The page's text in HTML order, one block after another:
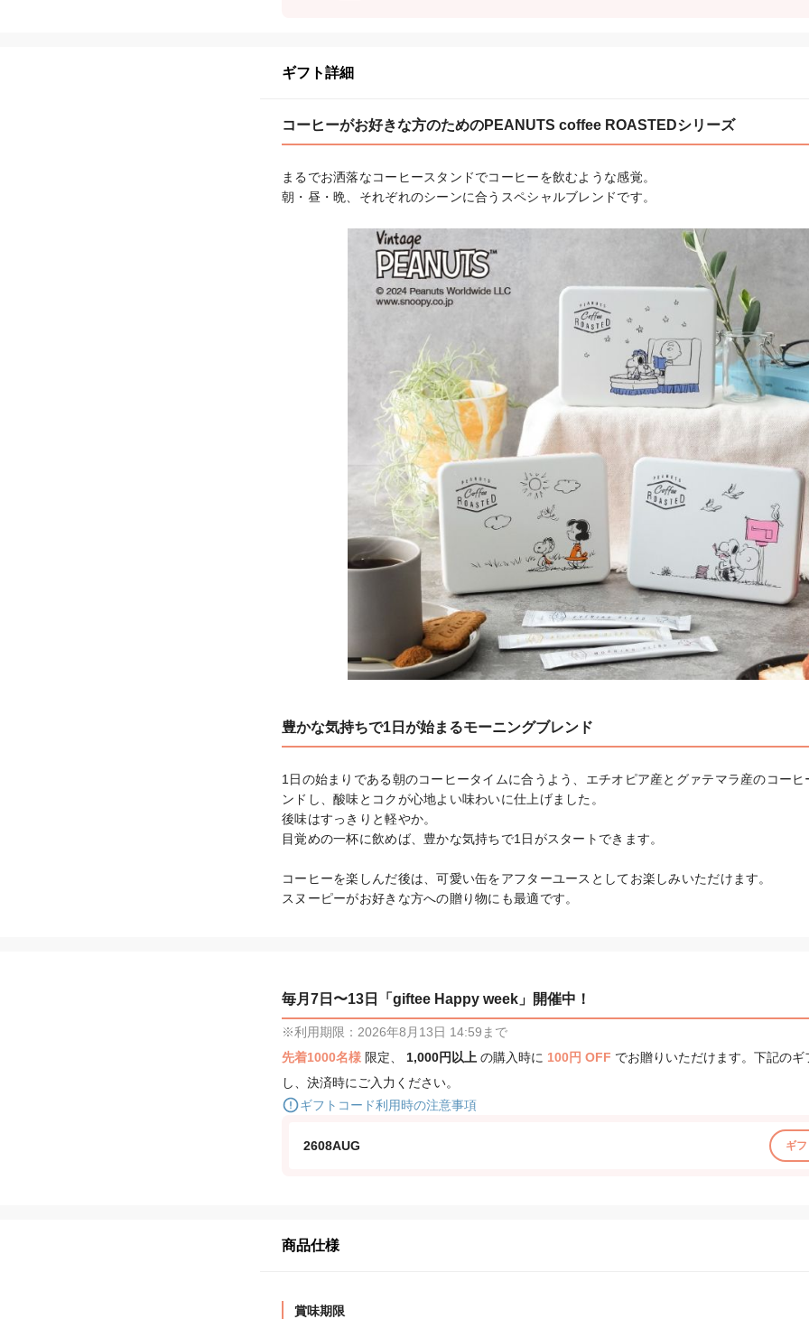
ギフト詳細
コーヒーがお好きな方のためのPEANUTS coffee ROASTEDシリーズ
まるでお洒落なコーヒースタンドでコーヒーを飲むような感覚。
朝・昼・晩、それぞれのシーンに合うスペシャルブレンドです。
豊かな気持ちで1日が始まるモーニングブレンド
1日の始まりである朝のコーヒータイムに合うよう、エチオピア産とグァテマラ産のコー
ンドし、酸味とコクが心地よい味わいに仕上げました。
後味はすっきりと軽やか。
目覚めの一杯に飲めば、豊かな気持ちで1日がスタートできます。
コーヒーを楽しんだ後は、可愛い缶をアフターユースとしてお楽しみいただけます。
スヌーピーがお好きな方への贈り物にも最適です。
毎月7日〜13日「giftee Happy week」開催中！
※利用期限：2026年8月13日 14:59まで
先着1000名様 限定、 1,000円以上 の購入時に 100円 OFF でお贈りいただけます。下記の
し、決済時にご入力ください。
ギフトコード利用時の注意事項
2608AUG ギ
商品仕様
賞味期限